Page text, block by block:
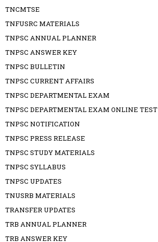
TNCMTSE
TNFUSRC MATERIALS
TNPSC ANNUAL PLANNER
TNPSC ANSWER KEY
TNPSC BULLETIN
TNPSC CURRENT AFFAIRS
TNPSC DEPARTMENTAL EXAM
TNPSC DEPARTMENTAL EXAM ONLINE TEST
TNPSC NOTIFICATION
TNPSC PRESS RELEASE
TNPSC STUDY MATERIALS
TNPSC SYLLABUS
TNPSC UPDATES
TNUSRB MATERIALS
TRANSFER UPDATES
TRB ANNUAL PLANNER
TRB ANSWER KEY